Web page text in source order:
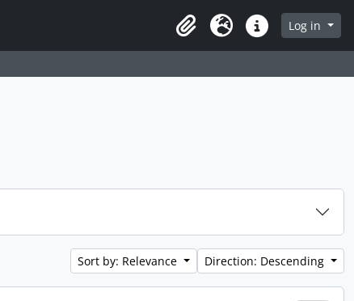
ClipboardLanguageQuick linksLog in
Sort by: Relevance Direction: Descending